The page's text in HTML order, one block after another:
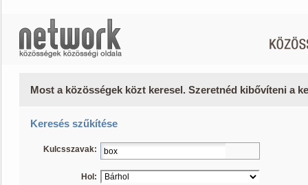
Most a közösségek közt keresel. Szeretnéd kibővíteni a
Keresés szűkítése
Kulcsszavak:
Hol: